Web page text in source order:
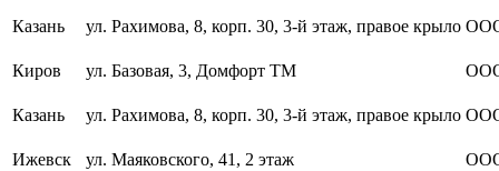
Казань ул. Рахимова, 8, корп. 30, 3-й этаж, правое крыло
Киров ул. Базовая, 3, Домфорт ТМ
Казань ул. Рахимова, 8, корп. 30, 3-й этаж, правое крыло
Ижевск ул. Маяковского, 41, 2 этаж